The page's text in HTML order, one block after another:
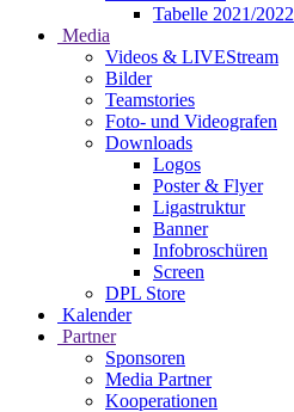
Tabelle 2021/2022
Media
Videos & LIVEStream
Bilder
Teamstories
Foto- und Videografen
Downloads
Logos
Poster & Flyer
Ligastruktur
Banner
Infobroschüren
Screen
DPL Store
Kalender
Partner
Sponsoren
Media Partner
Kooperationen